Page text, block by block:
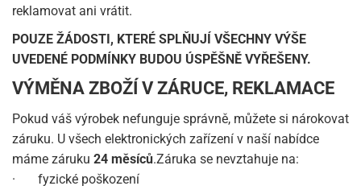
reklamovat ani vrátit.
POUZE ŽÁDOSTI, KTERÉ SPLŇUJÍ VŠECHNY VÝŠE
UVEDENÉ PODMÍNKY BUDOU ÚSPĚŠNĚ VYŘEŠENY.
VÝMĚNA ZBOŽÍ V ZÁRUCE, REKLAMACE
Pokud váš výrobek nefunguje správně, můžete si nárokovat
záruku. U všech elektronických zařízení v naší nabídce
máme záruku 24 měsíců.Záruka se nevztahuje na:
· fyzické poškození